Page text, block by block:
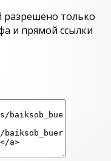
разрешено только
и прямой ссылки